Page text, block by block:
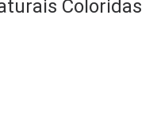
Coloridas